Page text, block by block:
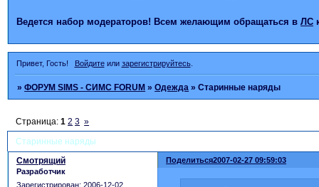
Ведется набор модераторов! Всем желающим обращаться в ЛС
Привет, Гость! Войдитеили зарегистрируйтесь.
»ФОРУМ SIMS - СИМС FORUM »Одежда »Старинные наряды
Старинные наряды
Страница:1 2 3 »
Поделиться2007-02-27 09:59:03
Смотрящий
Разработчик
Зарегистрирован: 2006-12-02